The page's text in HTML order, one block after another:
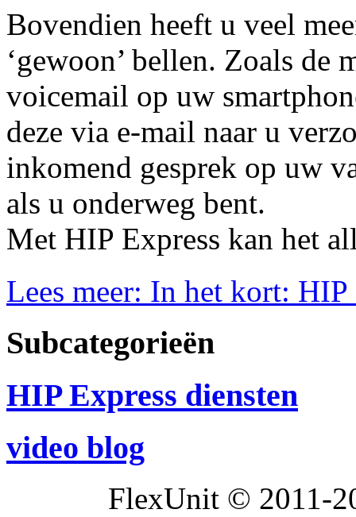
Bovendien heeft u veel
‘gewoon’ bellen. Zoals de
voicemail op uw
deze via e-mail naar u
inkomend gesprek op uw
als u onderweg bent.
Met HIP Express kan het
Lees meer: In het kort: HIP
Subcategorieën
HIP Express diensten
video blog
FlexUnit © 2011-